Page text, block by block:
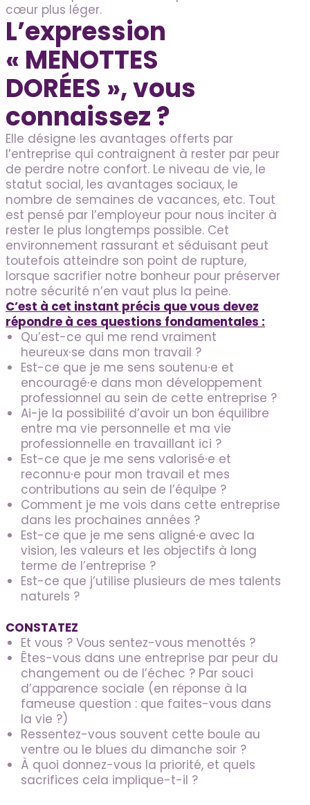
cœur plus léger.
L’expression
« MENOTTES
DORÉES », vous
connaissez ?
Elle désigne les avantages offerts par
l’entreprise qui contraignent à rester par peur
de perdre notre confort. Le niveau de vie, le
statut social, les avantages sociaux, le
nombre de semaines de vacances, etc. Tout
est pensé par l’employeur pour nous inciter à
rester le plus longtemps possible. Cet
environnement rassurant et séduisant peut
toutefois atteindre son point de rupture,
lorsque sacrifier notre bonheur pour préserver
notre sécurité n’en vaut plus la peine.
C’est à cet instant précis que vous devez
répondre à ces questions fondamentales :
Qu’est-ce qui me rend vraiment
heureux∙se dans mon travail ?
Est-ce que je me sens soutenu∙e et
encouragé∙e dans mon développement
professionnel au sein de cette entreprise ?
Ai-je la possibilité d’avoir un bon équilibre
entre ma vie personnelle et ma vie
professionnelle en travaillant ici ?
Est-ce que je me sens valorisé∙e et
reconnu∙e pour mon travail et mes
contributions au sein de l’équipe ?
Comment je me vois dans cette entreprise
dans les prochaines années ?
Est-ce que je me sens aligné∙e avec la
vision, les valeurs et les objectifs à long
terme de l’entreprise ?
Est-ce que j’utilise plusieurs de mes talents
naturels ?
CONSTATEZ
Et vous ? Vous sentez-vous menottés ?
Êtes-vous dans une entreprise par peur du
changement ou de l’échec ? Par souci
d’apparence sociale (en réponse à la
fameuse question : que faites-vous dans
la vie ?)
Ressentez-vous souvent cette boule au
ventre ou le blues du dimanche soir ?
À quoi donnez-vous la priorité, et quels
sacrifices cela implique-t-il ?